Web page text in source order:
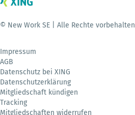
© New Work SE | Alle Rechte vorbehalten
Impressum
AGB
Datenschutz bei XING
Datenschutzerklärung
Mitgliedschaft kündigen
Tracking
Mitgliedschaften widerrufen